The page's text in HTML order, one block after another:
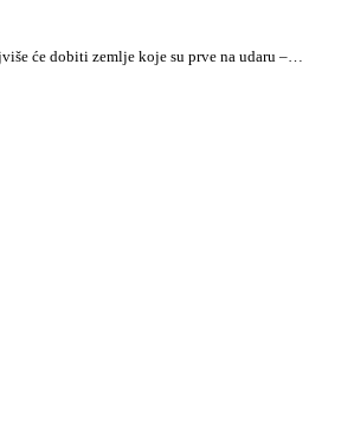
će dobiti zemlje koje su prve na udaru –…